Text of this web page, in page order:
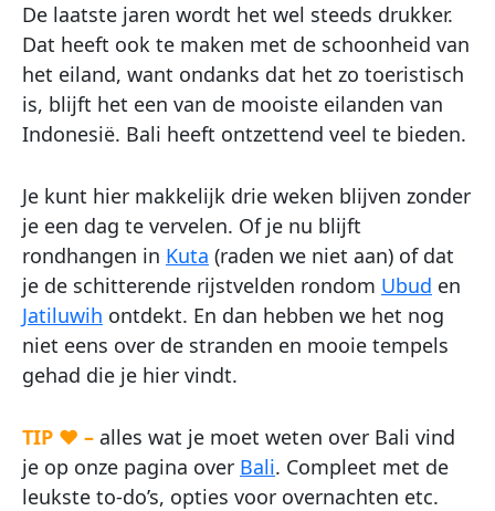
De laatste jaren wordt het wel steeds drukker.
Dat heeft ook te maken met de schoonheid van
het eiland, want ondanks dat het zo toeristisch
is, blijft het een van de mooiste eilanden van
Indonesië. Bali heeft ontzettend veel te bieden.
Je kunt hier makkelijk drie weken blijven zonder
je een dag te vervelen. Of je nu blijft
rondhangen in Kuta (raden we niet aan) of dat
je de schitterende rijstvelden rondom Ubud en
Jatiluwih ontdekt. En dan hebben we het nog
niet eens over de stranden en mooie tempels
gehad die je hier vindt.
TIP ♥ – alles wat je moet weten over Bali vind
je op onze pagina over Bali. Compleet met de
leukste to-do’s, opties voor overnachten etc.